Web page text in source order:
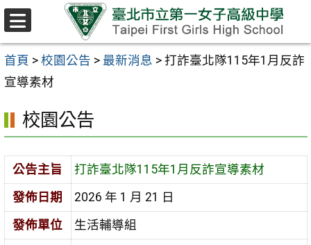
跳至主要內容區
首頁 > 校園公告 > 最新消息 > 打詐臺北隊115年1月反詐
宣導素材
校園公告
公告主旨
打詐臺北隊115年1月反詐宣導素材
發佈日期
2026 年 1 月 21 日
發佈單位
生活輔導組
選
單